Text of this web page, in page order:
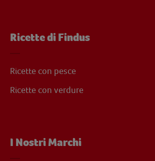
Ricette di Findus
Ricette con pesce
Ricette con verdure
I Nostri Marchi